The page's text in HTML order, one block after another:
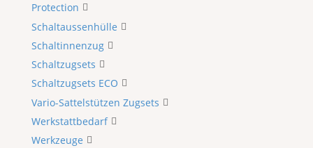
Protection
Schaltaussenhülle
Schaltinnenzug
Schaltzugsets
Schaltzugsets ECO
Vario-Sattelstützen Zugsets
Werkstattbedarf
Werkzeuge